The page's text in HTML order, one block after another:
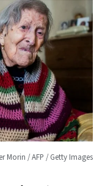
Morin / AFP / Getty Images